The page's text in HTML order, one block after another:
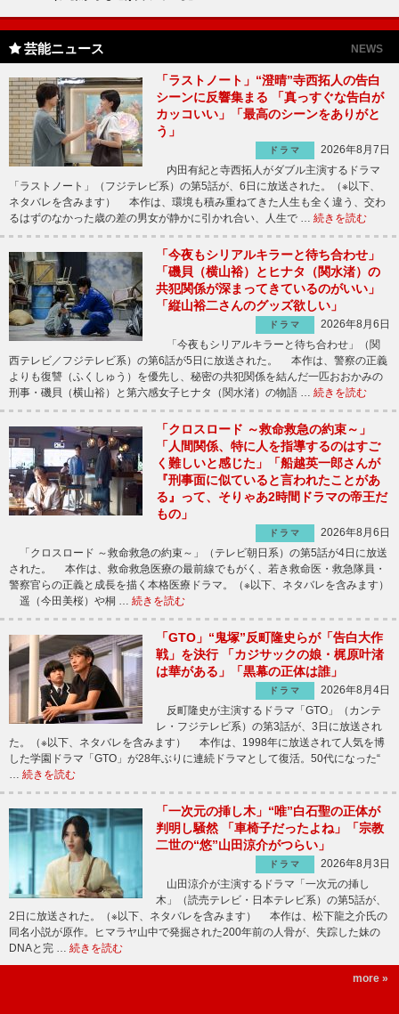
芸能ニュース NEWS
「ラストノート」“澄晴”寺西拓人の告白
シーンに反響集まる 「真っすぐな告白が
カッコいい」「最高のシーンをありがと
う」
ドラマ
2026年8月7日
内田有紀と寺西拓人がダブル主演するドラマ
「ラストノート」（フジテレビ系）の第5話が、6日に放送された。（※以下、
ネタバレを含みます） 本作は、環境も積み重ねてきた人生も全く違う、交わ
るはずのなかった歳の差の男女が静かに引かれ合い、人生で … 続きを読む
「今夜もシリアルキラーと待ち合わせ」
「磯貝（横山裕）とヒナタ（関水渚）の
共犯関係が深まってきているのがいい」
「縦山裕二さんのグッズ欲しい」
ドラマ
2026年8月6日
「今夜もシリアルキラーと待ち合わせ」（関
西テレビ／フジテレビ系）の第6話が5日に放送された。 本作は、警察の正義
よりも復讐（ふくしゅう）を優先し、秘密の共犯関係を結んだ一匹おおかみの
刑事・磯貝（横山裕）と第六感女子ヒナタ（関水渚）の物語 … 続きを読む
「クロスロード ～救命救急の約束～」
「人間関係、特に人を指導するのはすご
く難しいと感じた」「船越英一郎さんが
『刑事面に似ていると言われたことがあ
る』って、そりゃあ2時間ドラマの帝王だ
もの」
ドラマ
2026年8月6日
「クロスロード ～救命救急の約束～」（テレビ朝日系）の第5話が4日に放送
された。 本作は、救命救急医療の最前線でもがく、若き救命医・救急隊員・
警察官らの正義と成長を描く本格医療ドラマ。（※以下、ネタバレを含みます）
遥（今田美桜）や桐 … 続きを読む
「GTO」“鬼塚”反町隆史らが「告白大作
戦」を決行 「カジサックの娘・梶原叶渚
は華がある」「黒幕の正体は誰」
ドラマ
2026年8月4日
反町隆史が主演するドラマ「GTO」（カンテ
レ・フジテレビ系）の第3話が、3日に放送され
た。（※以下、ネタバレを含みます） 本作は、1998年に放送されて人気を博
した学園ドラマ「GTO」が28年ぶりに連続ドラマとして復活。50代になった“
… 続きを読む
「一次元の挿し木」“唯”白石聖の正体が
判明し騒然 「車椅子だったよね」「宗教
二世の“悠”山田涼介がつらい」
ドラマ
2026年8月3日
山田涼介が主演するドラマ「一次元の挿し
木」（読売テレビ・日本テレビ系）の第5話が、
2日に放送された。（※以下、ネタバレを含みます） 本作は、松下龍之介氏の
同名小説が原作。ヒマラヤ山中で発掘された200年前の人骨が、失踪した妹の
DNAと完 … 続きを読む
more »